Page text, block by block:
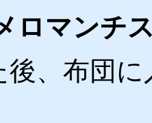
ロマンチ
後、布団